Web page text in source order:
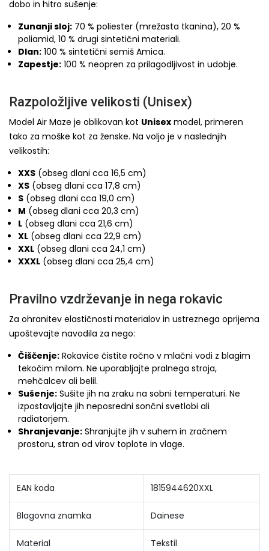
dobo in hitro sušenje:
Zunanji sloj: 70 % poliester (mrežasta tkanina), 20 %
poliamid, 10 % drugi sintetični materiali.
Dlan: 100 % sintetični semiš Amica.
Zapestje: 100 % neopren za prilagodljivost in udobje.
Razpoložljive velikosti (Unisex)
Model Air Maze je oblikovan kot Unisex model, primeren
tako za moške kot za ženske. Na voljo je v naslednjih
velikostih:
XXS (obseg dlani cca 16,5 cm)
XS (obseg dlani cca 17,8 cm)
S (obseg dlani cca 19,0 cm)
M (obseg dlani cca 20,3 cm)
L (obseg dlani cca 21,6 cm)
XL (obseg dlani cca 22,9 cm)
XXL (obseg dlani cca 24,1 cm)
XXXL (obseg dlani cca 25,4 cm)
Pravilno vzdrževanje in nega rokavic
Za ohranitev elastičnosti materialov in ustreznega oprijema
upoštevajte navodila za nego:
Čiščenje: Rokavice čistite ročno v mlačni vodi z blagim
tekočim milom. Ne uporabljajte pralnega stroja,
mehčalcev ali belil.
Sušenje: Sušite jih na zraku na sobni temperaturi. Ne
izpostavljajte jih neposredni sončni svetlobi ali
radiatorjem.
Shranjevanje: Shranjujte jih v suhem in zračnem
prostoru, stran od virov toplote in vlage.
EAN koda 1815944620XXL
Blagovna znamka Dainese
Material Tekstil